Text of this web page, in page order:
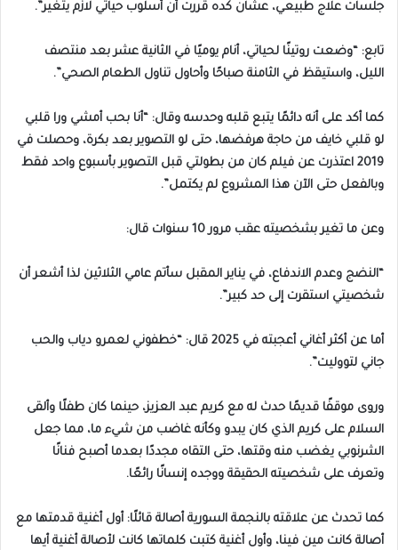
جلسات علاج طبيعي، عشان كده قررت أن أسلوب حياتي لازم يتغير”.
تابع: “وضعت روتينًا لحياتي، أنام يوميًا في الثانية عشر بعد منتصف
الليل، واستيقظ في الثامنة صباحًا وأحاول تناول الطعام الصحي”.
كما أكد على أنه دائمًا يتبع قلبه وحدسه وقال: “أنا بحب أمشي ورا قلبي
لو قلبي خايف من حاجة هرفضها، حتى لو التصوير بعد بكرة، وحصلت في
2019 اعتذرت عن فيلم كان من بطولتي قبل التصوير بأسبوع واحد فقط
وبالفعل حتى الآن هذا المشروع لم يكتمل”.
وعن ما تغير بشخصيته عقب مرور 10 سنوات قال:
“النضج وعدم الاندفاع، في يناير المقبل سأتم عامي الثلاثين لذا أشعر أن
شخصيتي استقرت إلى حد كبير”.
أما عن أكثر أغاني أعجبته في 2025 قال: “خطفوني لعمرو دياب والحب
جاني لتووليت”.
وروى موقفًا قديمًا حدث له مع كريم عبد العزيز، حينما كان طفلًا وألقى
السلام على كريم الذي كان يبدو وكأنه غاضب من شيء ما، مما جعل
الشرنوبي يغضب منه وقتها، حتى التقاه مجددًا بعدما أصبح فنانًا
وتعرف على شخصيته الحقيقة ووجده إنسانًا رائعًا.
كما تحدث عن علاقته بالنجمة السورية أصالة قائلًا: أول أغنية قدمتها مع
أصالة كانت مين فينا، وأول أغنية كتبت كلماتها كانت لأصالة أغنية أيها